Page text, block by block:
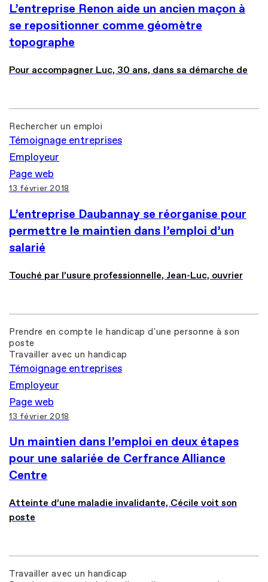
L’entreprise Renon aide un ancien maçon à
se repositionner comme géomètre
topographe
Pour accompagner Luc, 30 ans, dans sa démarche de
Rechercher un emploi
Témoignage entreprises
Employeur
Page web
13 février 2018
L’entreprise Daubannay se réorganise pour
permettre le maintien dans l’emploi d’un
salarié
Touché par l’usure professionnelle, Jean-Luc, ouvrier
Prendre en compte le handicap d'une personne à son
poste
Travailler avec un handicap
Témoignage entreprises
Employeur
Page web
13 février 2018
Un maintien dans l’emploi en deux étapes
pour une salariée de Cerfrance Alliance
Centre
Atteinte d’une maladie invalidante, Cécile voit son
poste
Travailler avec un handicap